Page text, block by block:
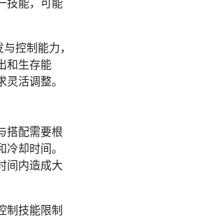
技能，可能
控制能力，
和生存能
活调整。
搭配需要根
却时间。
间内造成大
制技能限制